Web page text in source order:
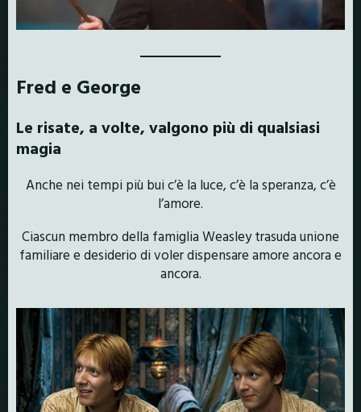
Fred e George
Le risate, a volte, valgono più di qualsiasi
magia
Anche nei tempi più bui c’è la luce, c’è la speranza, c’è
l’amore.
Ciascun membro della famiglia Weasley trasuda unione
familiare e desiderio di voler dispensare amore ancora e
ancora.